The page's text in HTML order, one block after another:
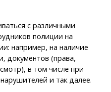
с различными
полиции на
например, на наличие
документов (права,
в том числе при
и так далее.